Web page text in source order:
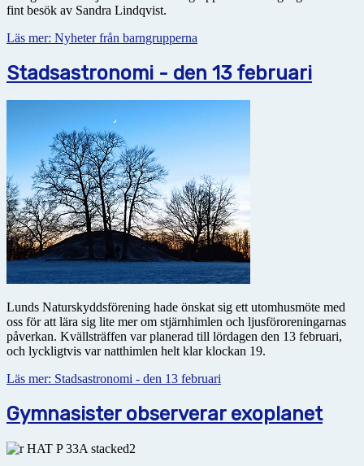
fint besök av Sandra Lindqvist.
Läs mer: Nyheter från barngrupperna
Stadsastronomi - den 13 februari
Lunds Naturskyddsförening hade önskat sig ett utomhusmöte med
oss för att lära sig lite mer om stjärnhimlen och ljusföroreningarnas
påverkan. Kvällsträffen var planerad till lördagen den 13 februari,
och lyckligtvis var natthimlen helt klar klockan 19.
Läs mer: Stadsastronomi - den 13 februari
Gymnasister observerar exoplanet